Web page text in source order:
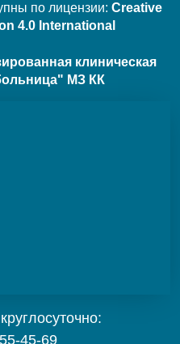
по лицензии: Creative
4.0 International
клиническая
МЗ КК
45-69